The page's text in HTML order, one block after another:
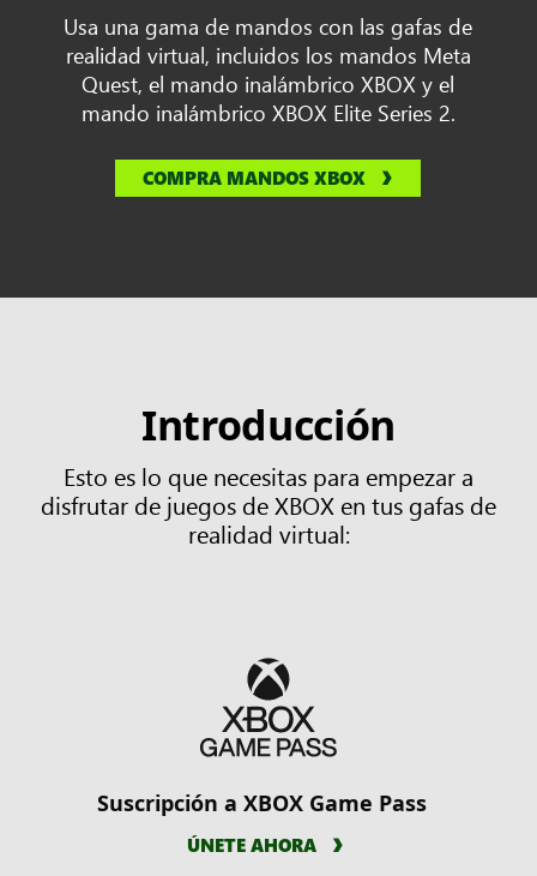
Usa una gama de mandos con las gafas de
realidad virtual, incluidos los mandos Meta
Quest, el mando inalámbrico XBOX y el
mando inalámbrico XBOX Elite Series 2.
COMPRA MANDOS XBOX
Introducción
Esto es lo que necesitas para empezar a
disfrutar de juegos de XBOX en tus gafas de
realidad virtual:
Suscripción a XBOX Game Pass
ÚNETE AHORA